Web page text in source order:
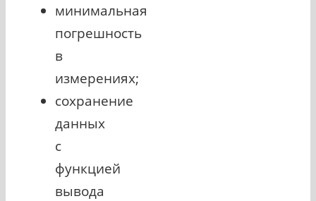
минимальная
погрешность
в
измерениях;
сохранение
данных
с
функцией
вывода